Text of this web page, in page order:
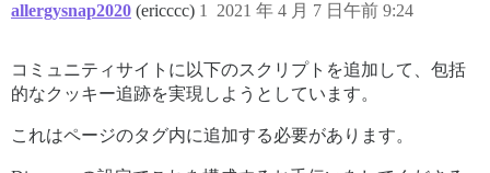
allergysnap2020 (ericccc) 2021 年 4 月 7 日午前 9:24
1
コミュニティサイトに以下のスクリプトを追加して、包括
的なクッキー追跡を実現しようとしています。
これはページのタグ内に追加する必要があります。